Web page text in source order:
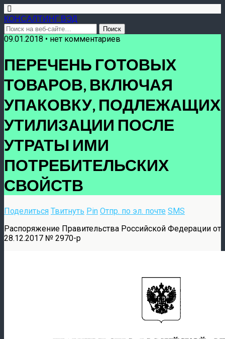
КОНСАЛТИНГ ВЭД
09.01.2018 • нет комментариев
ПЕРЕЧЕНЬ ГОТОВЫХ
ТОВАРОВ, ВКЛЮЧАЯ
УПАКОВКУ, ПОДЛЕЖАЩИХ
УТИЛИЗАЦИИ ПОСЛЕ
УТРАТЫ ИМИ
ПОТРЕБИТЕЛЬСКИХ
СВОЙСТВ
Поделиться Твитнуть Pin Отпр. по эл. почте SMS
Распоряжение Правительства Российской Федерации от
28.12.2017 № 2970-р